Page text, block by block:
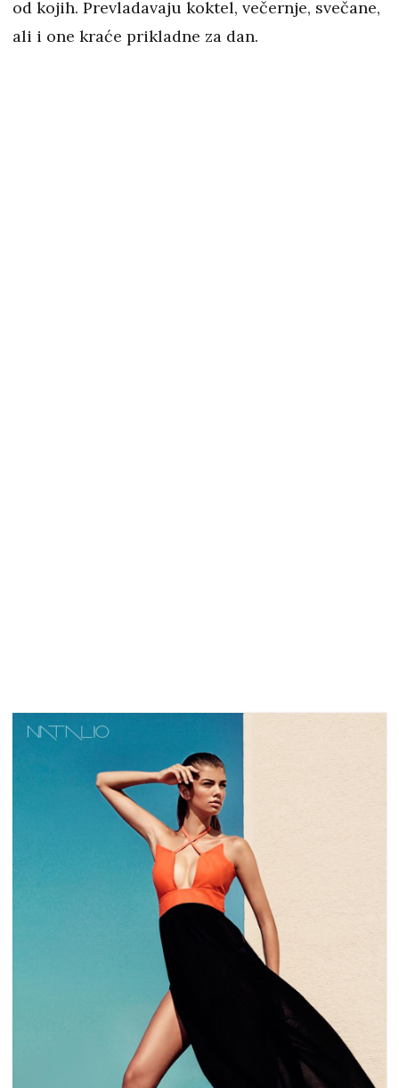
od kojih. Prevladavaju koktel, večernje, svečane,
ali i one kraće prikladne za dan.